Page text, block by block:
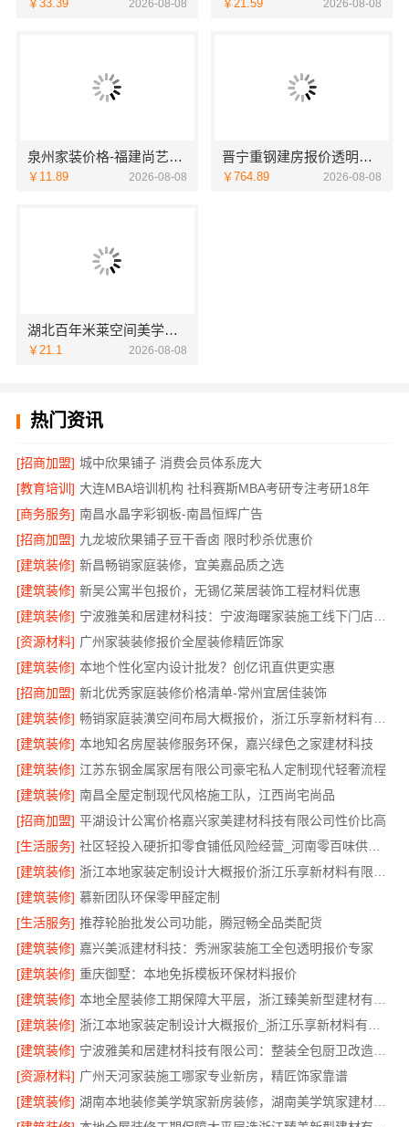
￥33.39 2026-08-08 ￥21.59 2026-08-08
泉州家装价格-福建尚艺空间新材料科技有限公司
￥11.89 2026-08-08
晋宁重钢建房报价透明，云南晟构建筑建材有限公司
￥764.89 2026-08-08
湖北百年米莱空间美学装饰材料有限公司黄石专业空间设计一站式
￥21.1 2026-08-08
热门资讯
[招商加盟] 城中欣果铺子 消费会员体系庞大
[教育培训] 大连MBA培训机构 社科赛斯MBA考研专注考研18年
[商务服务] 南昌水晶字彩钢板-南昌恒辉广告
[招商加盟] 九龙坡欣果铺子豆干香卤 限时秒杀优惠价
[建筑装修] 新昌畅销家庭装修，宜美嘉品质之选
[建筑装修] 新吴公寓半包报价，无锡亿莱居装饰工程材料优惠
[建筑装修]
宁波雅美和居建材科技：宁波海曙家装施工线下门店地址
[资源材料] 广州家装装修报价全屋装修精匠饰家
[建筑装修] 本地个性化室内设计批发？创亿讯直供更实惠
[招商加盟] 新北优秀家庭装修价格清单-常州宜居佳装饰
[建筑装修]
[建筑装修] 本地知名房屋装修服务环保，嘉兴绿色之家建材科技
[建筑装修] 江苏东钢金属家居有限公司豪宅私人定制现代轻奢流程
[建筑装修] 南昌全屋定制现代风格施工队，江西尚宅尚品
[招商加盟] 平湖设计公寓价格嘉兴家美建材科技有限公司性价比高
[生活服务]
社区轻投入硬折扣零食铺低风险经营_河南零百味供应链有限公司
[建筑装修]
[建筑装修] 慕新团队环保零甲醛定制
[生活服务] 推荐轮胎批发公司功能，腾冠畅全品类配货
[建筑装修] 嘉兴美派建材科技：秀洲家装施工全包透明报价专家
[建筑装修] 重庆御墅：本地免拆模板环保材料报价
[建筑装修]
[建筑装修]
[建筑装修]
宁波雅美和居建材科技有限公司：整装全包厨卫改造设计
[资源材料] 广州天河家装施工哪家专业新房，精匠饰家靠谱
[建筑装修]
湖南本地装修美学筑家新房装修，湖南美学筑家建材打造理想新居